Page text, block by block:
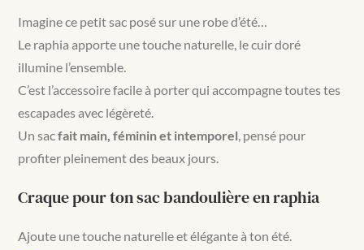
Imagine ce petit sac posé sur une robe d’été…
Le raphia apporte une touche naturelle, le cuir doré
illumine l’ensemble.
C’est l’accessoire facile à porter qui accompagne toutes tes
escapades avec légèreté.
Un sacfait main, féminin et intemporel, pensé pour
profiter pleinement des beaux jours.
Craque pour ton sac bandoulière en raphia
Ajoute une touche naturelle et élégante à ton été.